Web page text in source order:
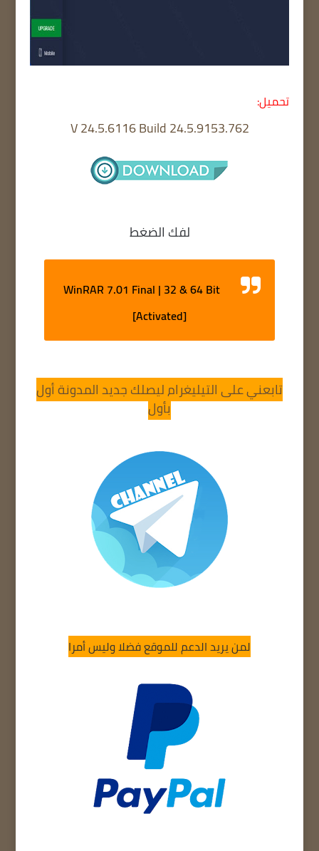
تحميل:
V 24.5.6116 Build 24.5.9153.762
لفك الضغط
WinRAR 7.01 Final | 32 & 64 Bit
[Activated]
تابعني على التيليغرام ليصلك جديد المدونة أول
بأول
لمن يريد الدعم للموقع فضلا وليس أمرا